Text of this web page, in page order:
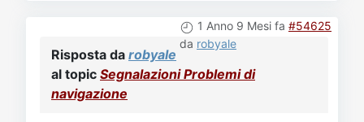
1 Anno 9 Mesi fa #54625
da robyale
Risposta da robyale
al topic Segnalazioni Problemi di
navigazione